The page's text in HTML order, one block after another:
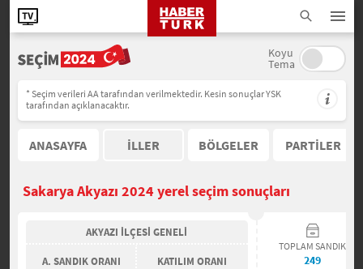
Koyu
Tema
* Seçim verileri AA tarafından verilmektedir. Kesin sonuçlar YSK
tarafından açıklanacaktır.
ANASAYFA İLLER BÖLGELER PARTİLER
Sakarya Akyazı 2024 yerel seçim sonuçları
AKYAZI İLÇESİ GENELİ
A. SANDIK ORANI KATILIM ORANI
TOPLAM SANDIK
249